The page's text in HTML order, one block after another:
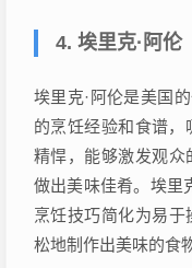
4. 埃里克·阿伦
埃里克·阿伦是美国
的烹饪经验和食谱，
精悍，能够激发观众
做出美味佳肴。埃里
烹饪技巧简化为易
松地制作出美味的食